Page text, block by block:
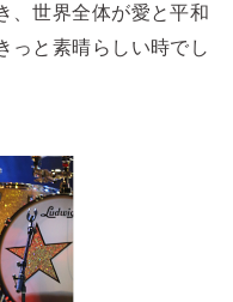
、世界全体が愛と平和
っと素晴らしい時でし